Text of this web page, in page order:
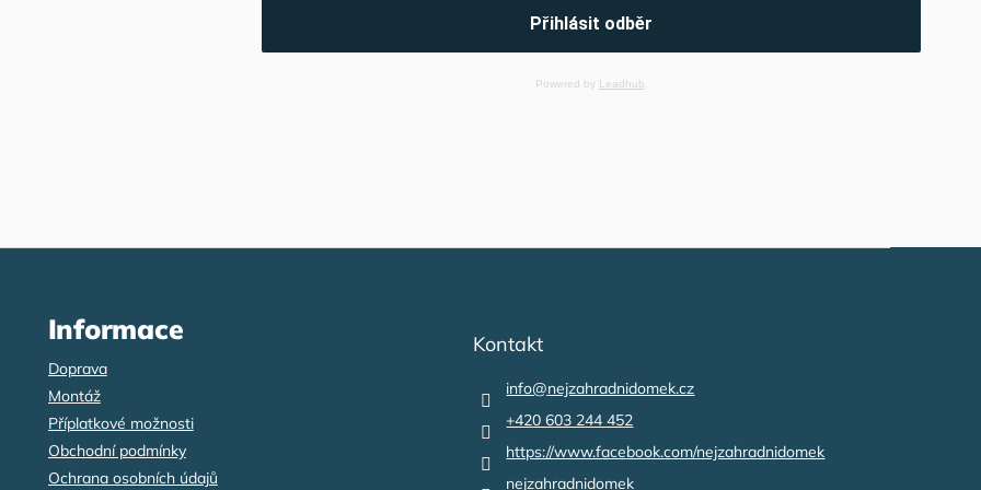
Přihlásit odběr
Powered by Leadhub
Informace
Doprava
Montáž
Příplatkové možnosti
Obchodní podmínky
Ochrana osobních údajů
Kontakt
info@nejzahradnidomek.cz
+420 603 244 452
https://www.facebook.com/nejzahradnidomek
nejzahradnidomek